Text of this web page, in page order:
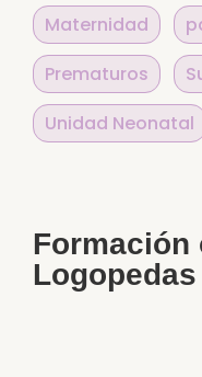
Maternidad
Prematuros
Unidad Neonatal
Formación
Logopedas